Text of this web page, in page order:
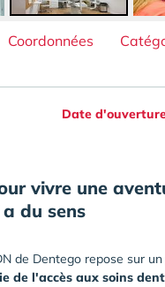
Coordonnées
Date
vivre une
du sens
de Dentego repose sur
de l'accès aux soins